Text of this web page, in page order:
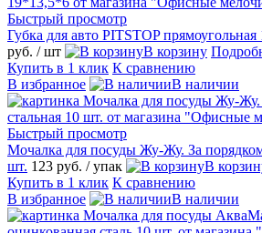
Быстрый просмотр
Губка для авто PITSTOP
руб. / шт В корзину
Купить в 1 клик К сравнению
В избранное
В наличии
Быстрый просмотр
Мочалка для посуды Жу-Жу. За
шт. 123 руб. / упак В
Купить в 1 клик К сравнению
В избранное
В наличии